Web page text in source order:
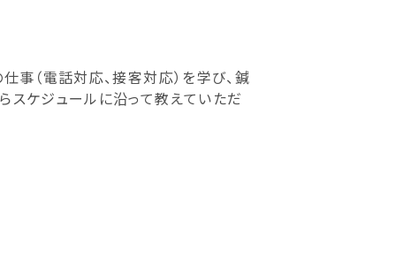
（電話対応、接客対応）を学び、鍼
スケジュールに沿って教えていただ